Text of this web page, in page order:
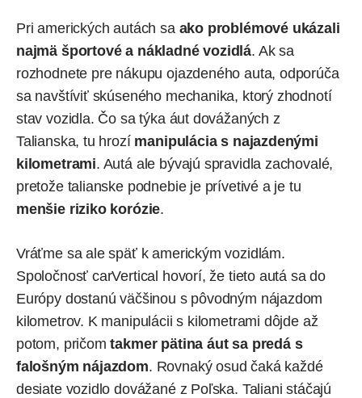
Pri amerických autách sa ako problémové ukázali
najmä športové a nákladné vozidlá. Ak sa
rozhodnete pre nákupu ojazdeného auta, odporúča
sa navštíviť skúseného mechanika, ktorý zhodnotí
stav vozidla. Čo sa týka áut dovážaných z
Talianska, tu hrozí manipulácia s najazdenými
kilometrami. Autá ale bývajú spravidla zachovalé,
pretože talianske podnebie je prívetivé a je tu
menšie riziko korózie.
Vráťme sa ale späť k americkým vozidlám.
Spoločnosť carVertical hovorí, že tieto autá sa do
Európy dostanú väčšinou s pôvodným nájazdom
kilometrov. K manipulácii s kilometrami dôjde až
potom, pričomtakmer pätina áut sa predá s
falošným nájazdom. Rovnaký osud čaká každé
desiate vozidlo dovážané z Poľska. Taliani stáčajú